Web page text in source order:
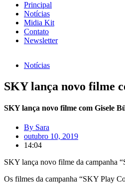
Principal
Notícias
Midia Kit
Contato
Newsletter
Notícias
SKY lança novo filme
SKY lança novo filme com Gisele
By Sara
outubro 10, 2019
14:04
SKY lança novo filme da campanha
Os filmes da campanha “SKY Play